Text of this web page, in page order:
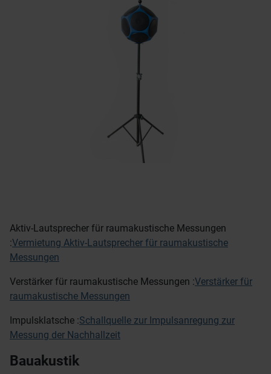
Aktiv-Lautsprecher für raumakustische Messungen
:Vermietung Aktiv-Lautsprecher für raumakustische
Messungen
Verstärker für raumakustische Messungen :Verstärker für
raumakustische Messungen
Impulsklatsche :Schallquelle zur Impulsanregung zur
Messung der Nachhallzeit
Bauakustik